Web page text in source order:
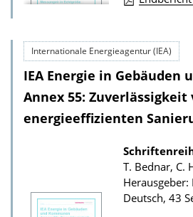
l
i
k
a
i
o
n
w
n
l
o
d
s
z
Internationale Energieagentur (IEA)
IEA Energie in Gebäuden
Annex 55: Zuverlässigkeit
energieeffizienten
T. Bednar, C.
Herausgeber:
Deutsch, 43